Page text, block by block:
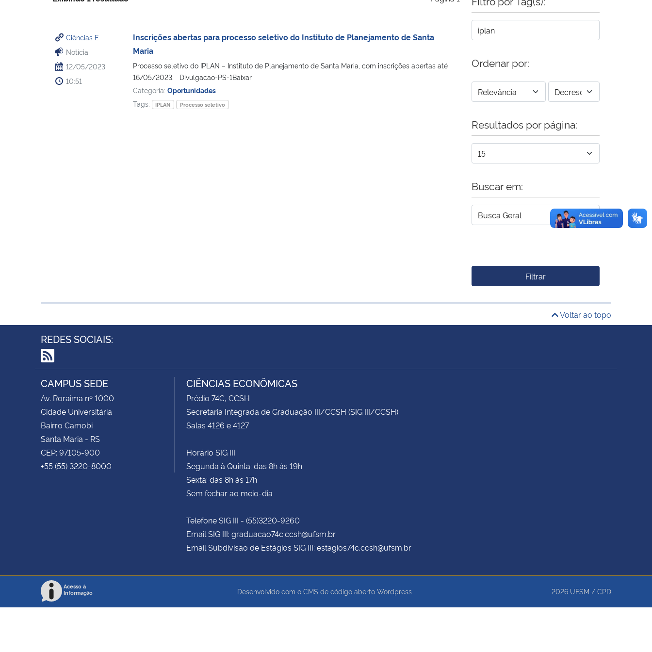
Ciências E
Notícia
12/05/2023
10:51
Inscrições abertas para processo seletivo do Instituto de Planejamento de Santa
Maria
Processo seletivo do IPLAN – Instituto de Planejamento de Santa Maria, com inscrições abertas até
16/05/2023. Divulgacao-PS-1Baixar
Categoria: Oportunidades
Tags:
IPLAN Processo seletivo
Ordenar por:
Resultados por página:
Buscar em:
Filtrar
Voltar ao topo
REDES SOCIAIS:
RSS
CAMPUS SEDE
Av. Roraima nº 1000
Cidade Universitária
Bairro Camobi
Santa Maria - RS
CEP: 97105-900
+55 (55) 3220-8000
CIÊNCIAS ECONÔMICAS
Prédio 74C, CCSH
Secretaria Integrada de Graduação III/CCSH (SIG III/CCSH)
Salas 4126 e 4127
Horário SIG III
Segunda à Quinta: das 8h às 19h
Sexta: das 8h às 17h
Sem fechar ao meio-dia
Telefone SIG III - (55)3220-9260
Email SIG III: graduacao74c.ccsh@ufsm.br
Email Subdivisão de Estágios SIG III: estagios74c.ccsh@ufsm.br
Acesso à
Informação
Desenvolvido com o CMS de código aberto Wordpress 2026 UFSM / CPD